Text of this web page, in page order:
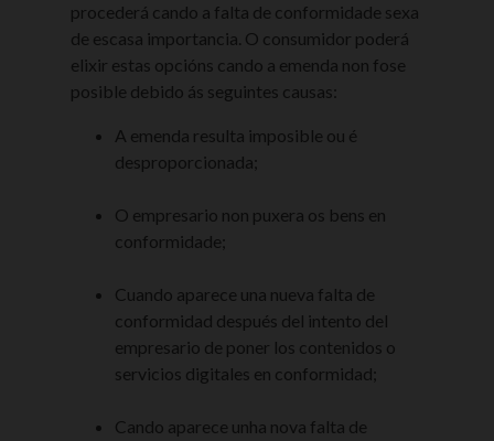
procederá cando a falta de conformidade sexa
de escasa importancia. O consumidor poderá
elixir estas opcións cando a emenda non fose
posible debido ás seguintes causas:
A emenda resulta imposible ou é
desproporcionada;
O empresario non puxera os bens en
conformidade;
Cuando aparece una nueva falta de
conformidad después del intento del
empresario de poner los contenidos o
servicios digitales en conformidad;
Cando aparece unha nova falta de